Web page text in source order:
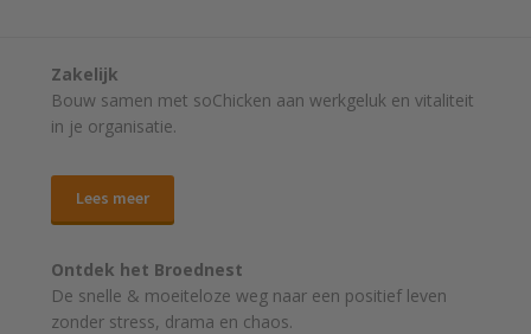
Zakelijk
Bouw samen met soChicken aan werkgeluk en vitaliteit
in je organisatie.
Lees meer
Ontdek het Broednest
De snelle & moeiteloze weg naar een positief leven
zonder stress, drama en chaos.